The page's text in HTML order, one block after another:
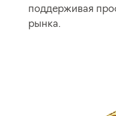
поддерживая
рынка.